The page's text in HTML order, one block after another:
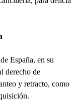
España, en su
derecho de
y retracto, como